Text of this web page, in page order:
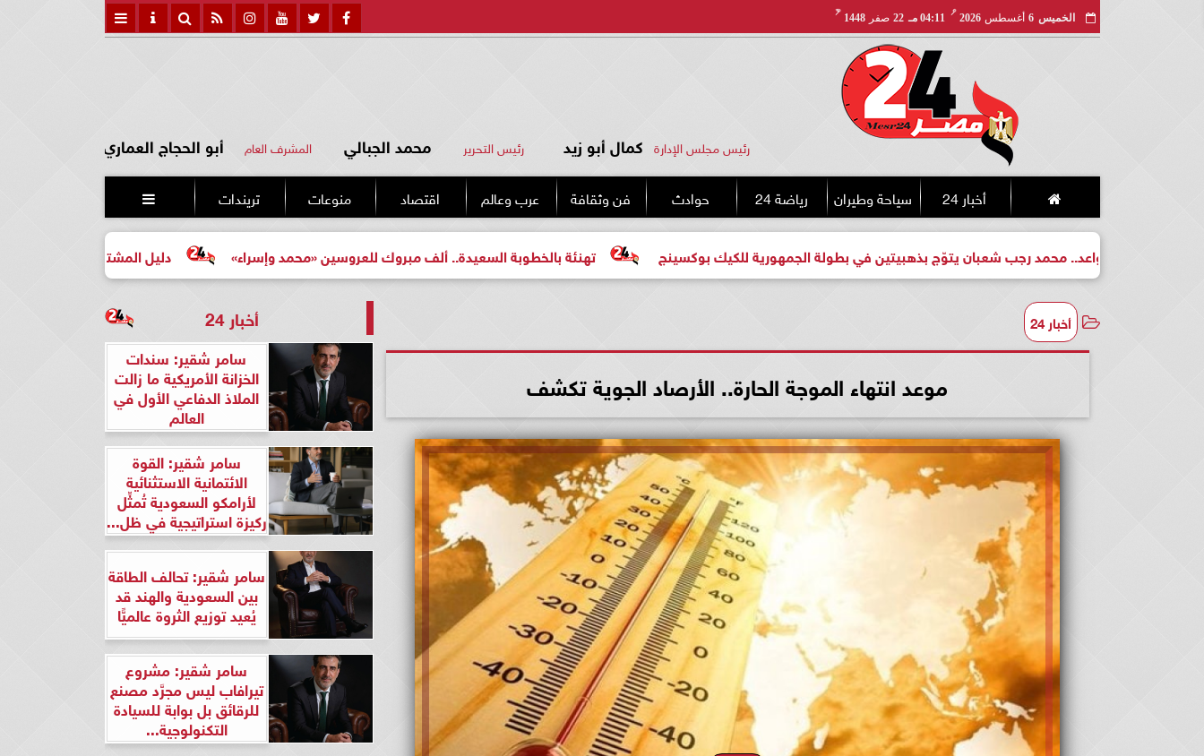
الخميس 6 أغسطس 2026
مـ
04:11 مـ 22 صفر 1448
هـ
رئيس مجلس الإدارة كمال أبو زيد رئيس التحرير محمد الجبالي المشرف العام أبو الحجاج العماري
أخبار 24 سياحة وطيران رياضة 24 حوادث فن وثقافة عرب وعالم اقتصاد منوعات تريندات 
دليل المشتري لأول مرة لاختيار مشروع تهنئة بالخطوبة السعيدة.. ألف مبروك للعروسين «محمد وإسراء» واعد.. محمد رجب شعبان يتوّج بذهبيتين في بطولة الجمهورية للكيك بوكسينج
أخبار 24
موعد انتهاء الموجة الحارة.. الأرصاد الجوية تكشف
أخبار 24
سامر شقير: سندات
الخزانة الأمريكية ما زالت
الملاذ الدفاعي الأول في
العالم
سامر شقير: القوة
الائتمانية الاستثنائية
لأرامكو السعودية تُمثِّل
ركيزة استراتيجية في ظل...
سامر شقير: تحالف الطاقة
بين السعودية والهند قد
يُعيد توزيع الثروة عالميًّا
سامر شقير: مشروع
تيرافاب ليس مجرَّد مصنع
للرقائق بل بوابة للسيادة
التكنولوجية...